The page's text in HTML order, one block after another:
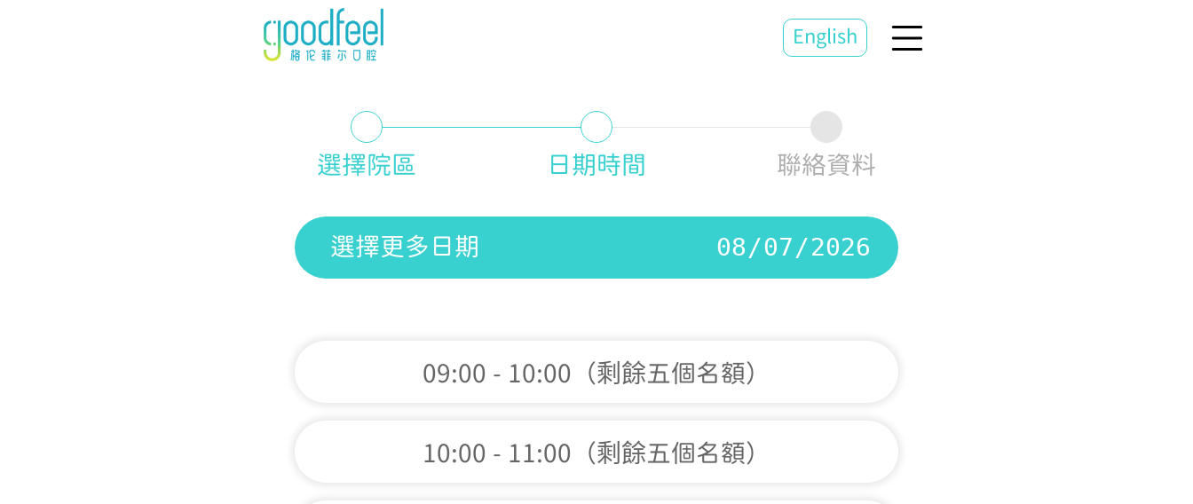
English
選擇院區 日期時間 聯絡資料
選擇更多日期
09:00 - 10:00（剩餘五個名額）
10:00 - 11:00（剩餘五個名額）